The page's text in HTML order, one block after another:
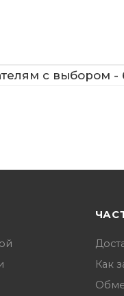
с выбором
Как